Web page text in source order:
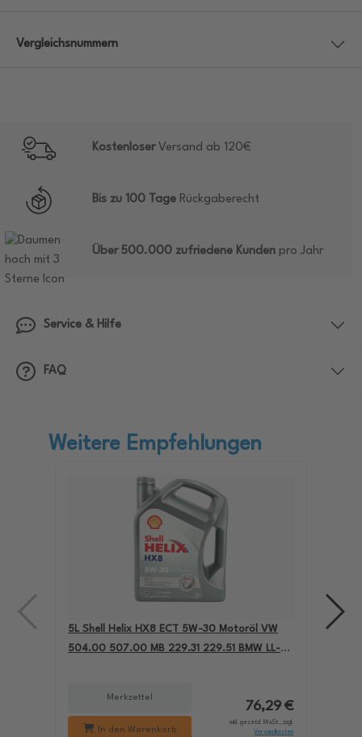
Vergleichsnummern
KostenloserVersand ab 120€
Bis zu 100 Tage Rückgaberecht
Über 500.000 zufriedene Kunden pro Jahr
Service & Hilfe
FAQ
Weitere Empfehlungen
5L Shell Helix HX8 ECT 5W-30 Motoröl VW
504.00 507.00 MB 229.31 229.51 BMW LL-04
Merkzettel
In den Warenkorb
76,29 €
inkl. gesetzl. MwSt., zzgl.
Versandkosten